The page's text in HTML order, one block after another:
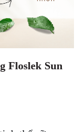
Floslek Sun